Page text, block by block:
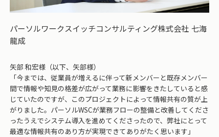
パーソルワークスイッチコンサルティング株式会社 七海
龍成
矢部 和宏様（以下、矢部様）
「今までは、従業員が増えるに伴って新メンバーと既存メンバー
間で情報や知見の格差が広がって業務に影響をきたしていると感
じていたのですが、このプロジェクトによって情報共有の質が上
がりました。パーソルWSCが業務フローの整備と改善してくださ
ったうえでシステム導入を進めてくださったので、弊社にとって
最適な情報共有のあり方が実現できてありがたく思います」